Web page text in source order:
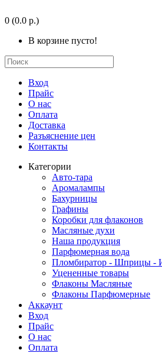
0 (0.0 р.)
В корзине пусто!
Вход
Прайс
О нас
Оплата
Доставка
Разъяснение цен
Контакты
Категории
Авто-тара
Аромалампы
Бахурницы
Графины
Коробки для флаконов
Масляные духи
Наша продукция
Парфюмерная вода
Пломбиратор - Шприцы -
Уцененные товары
Флаконы Масляные
Флаконы Парфюмерные
Аккаунт
Вход
Прайс
О нас
Оплата